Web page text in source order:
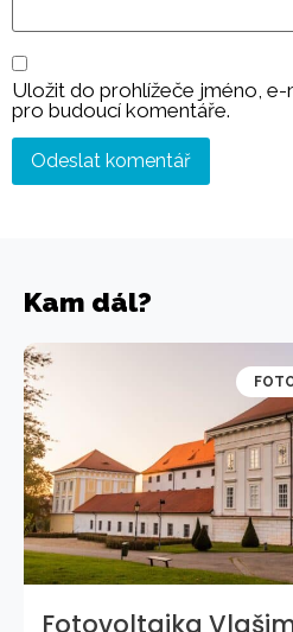
Uložit do prohlížeče jméno,
pro budoucí komentáře.
Kam dál?
Fotovoltaika